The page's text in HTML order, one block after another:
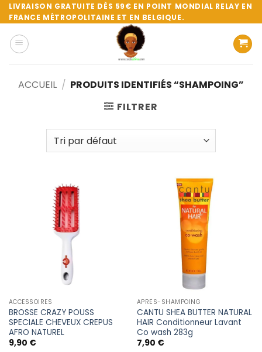
Passer
au
contenu
LIVRAISON GRATUITE DÈS 59€ EN POINT MONDIAL RELAY EN
FRANCE MÉTROPOLITAINE ET EN BELGIQUE.
ACCUEIL / PRODUITS IDENTIFIÉS “SHAMPOING”
FILTRER
ACCESSOIRES
BROSSE CRAZY POUSS
SPECIALE CHEVEUX CREPUS
AFRO NATUREL
9,90 €
APRÈS-SHAMPOING
CANTU SHEA BUTTER NATURAL
HAIR Conditionneur Lavant
Co wash 283g
7,90 €